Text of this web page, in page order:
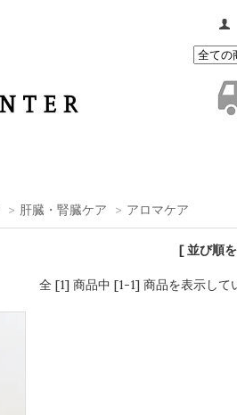
> 肝臓・腎臓ケア > アロマケア
[ 並び順
全 [1] 商品中 [1-1] 商品を表示して